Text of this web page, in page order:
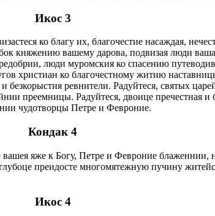
Икос 3
ко благу их, благочестие насаждая,
княжению вашему дарова, подвизая люди ваша
люди муромския ко спасению
христиан ко благочестному житию
безкорыстия ревнители. Радуйтеся, святых
преемницы. Радуйтеся, двоице пречестная
чудотворцы Петре и Февроние.
Кондак 4
яже к Богу, Петре и Февроние блаженнии,
преидосте многомятежную пучину
Икос 4